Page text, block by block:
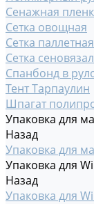
Сенажная
Сетка овощная
Сетка паллетная
Сетка
Спанбонд в
Тент Тарпаулин
Шпагат
Упаковка для
Назад
Упаковка для
Упаковка для
Назад
Упаковка для